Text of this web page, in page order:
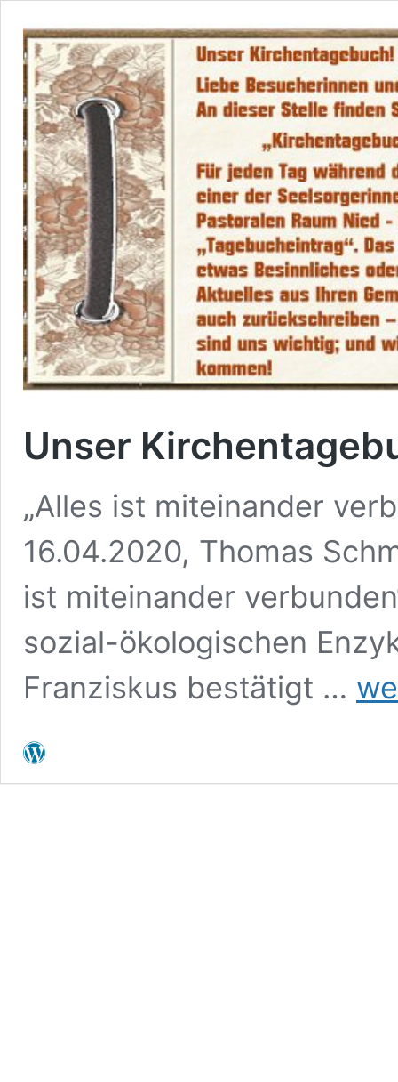
Unser
„Alles ist miteinander
16.04.2020, Thomas
ist miteinander
sozial-ökologischen
Franziskus bestätigt …